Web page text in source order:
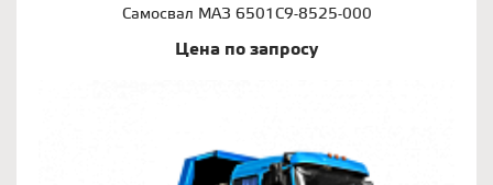
Самосвал МАЗ 6501С9-8525-000
Цена по запросу